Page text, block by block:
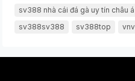
sv388 nhà cái đá gà uy tín châu á
sv388sv388
sv388top